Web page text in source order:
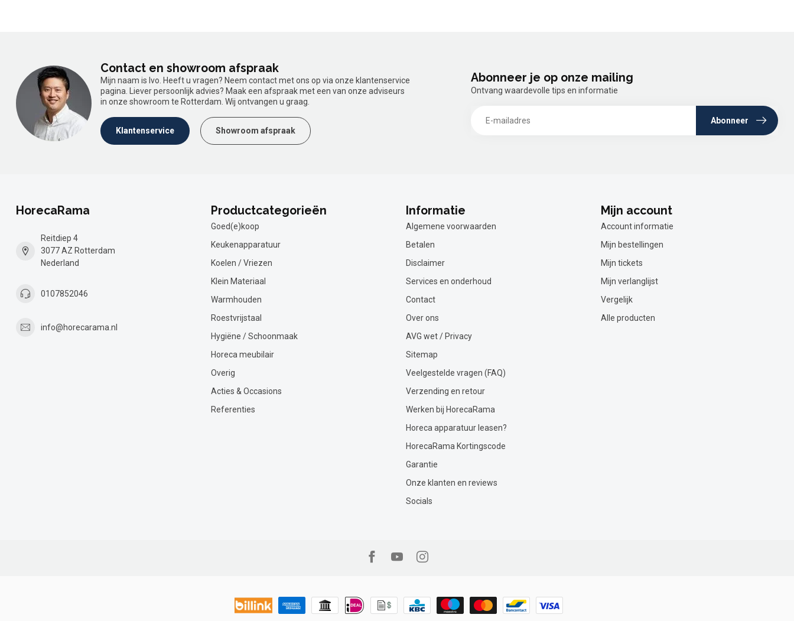
Contact en showroom afspraak
Mijn naam is Ivo. Heeft u vragen? Neem contact met ons op via onze klantenservice
pagina. Liever persoonlijk advies? Maak een afspraak met een van onze adviseurs
in onze showroom te Rotterdam. Wij ontvangen u graag.
Klantenservice Showroom afspraak
Abonneer je op onze mailing
Ontvang waardevolle tips en informatie
Abonneer
HorecaRama
Reitdiep 4
3077 AZ Rotterdam
Nederland
0107852046
info@horecarama.nl
Productcategorieën
Goed(e)koop
Keukenapparatuur
Koelen / Vriezen
Klein Materiaal
Warmhouden
Roestvrijstaal
Hygiëne / Schoonmaak
Horeca meubilair
Overig
Acties & Occasions
Referenties
Informatie
Algemene voorwaarden
Betalen
Disclaimer
Services en onderhoud
Contact
Over ons
AVG wet / Privacy
Sitemap
Veelgestelde vragen (FAQ)
Verzending en retour
Werken bij HorecaRama
Horeca apparatuur leasen?
HorecaRama Kortingscode
Garantie
Onze klanten en reviews
Socials
Mijn account
Account informatie
Mijn bestellingen
Mijn tickets
Mijn verlanglijst
Vergelijk
Alle producten